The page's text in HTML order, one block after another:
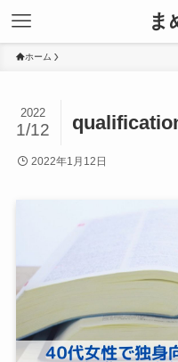
ま
ホーム
2022
1/12
2022年1月12日